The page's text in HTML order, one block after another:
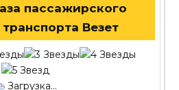
пассажирского
Везет
Загрузка...